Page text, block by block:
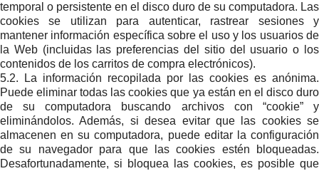
temporal o persistente en el disco duro de su computadora. Las
cookies se utilizan para autenticar, rastrear sesiones y
mantener información específica sobre el uso y los usuarios de
la Web (incluidas las preferencias del sitio del usuario o los
contenidos de los carritos de compra electrónicos).
5.2. La información recopilada por las cookies es anónima.
Puede eliminar todas las cookies que ya están en el disco duro
de su computadora buscando archivos con “cookie” y
eliminándolos. Además, si desea evitar que las cookies se
almacenen en su computadora, puede editar la configuración
de su navegador para que las cookies estén bloqueadas.
Desafortunadamente, si bloquea las cookies, es posible que